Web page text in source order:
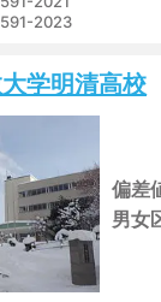
2023
学明清高校
偏差
男女